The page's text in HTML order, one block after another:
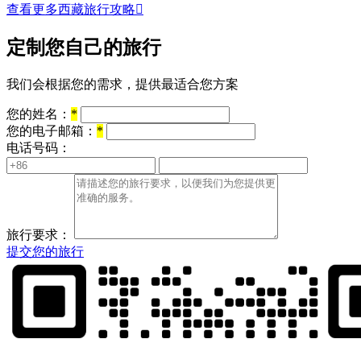
查看更多西藏旅行攻略
定制您自己的旅行
我们会根据您的需求，提供最适合您方案
您的姓名： *
您的电子邮箱： *
电话号码：
旅行要求：
提交您的旅行